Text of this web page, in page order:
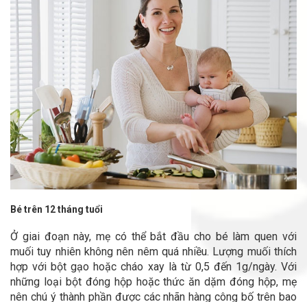
Bé trên 12 tháng tuổi
Ở giai đoạn này, mẹ có thể bắt đầu cho bé làm quen với
muối tuy nhiên không nên nêm quá nhiều. Lượng muối thích
hợp với bột gạo hoặc cháo xay là từ 0,5 đến 1g/ngày. Với
những loại bột đóng hộp hoặc thức ăn dặm đóng hộp, mẹ
nên chú ý thành phần được các nhãn hàng công bố trên bao